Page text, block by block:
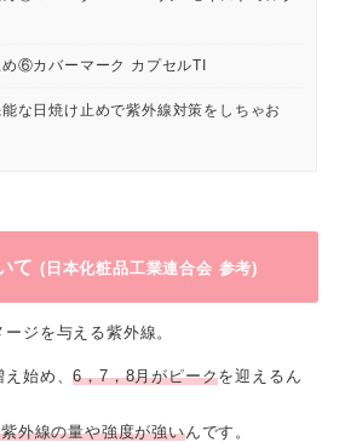
⑥カバーマーク カプセルTI
な日焼け止めで紫外線対策をしちゃお
て (日本化粧品工業連合会 参考)
ジを与える紫外線。
え始め、6，7，8月がピークを迎えるん
外線の量や強度が強いんです。